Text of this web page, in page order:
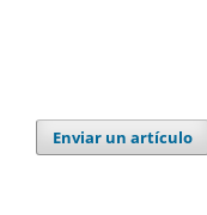
Enviar un artículo